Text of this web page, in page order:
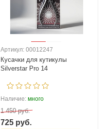
Артикул: 00012247
Кусачки для кутикулы
Silverstar Pro 14
Наличие: много
1 450 руб.
725 руб.